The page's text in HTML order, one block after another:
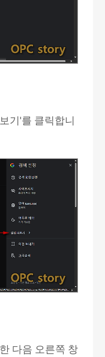
기'를 클릭합니
다음 오른쪽 창